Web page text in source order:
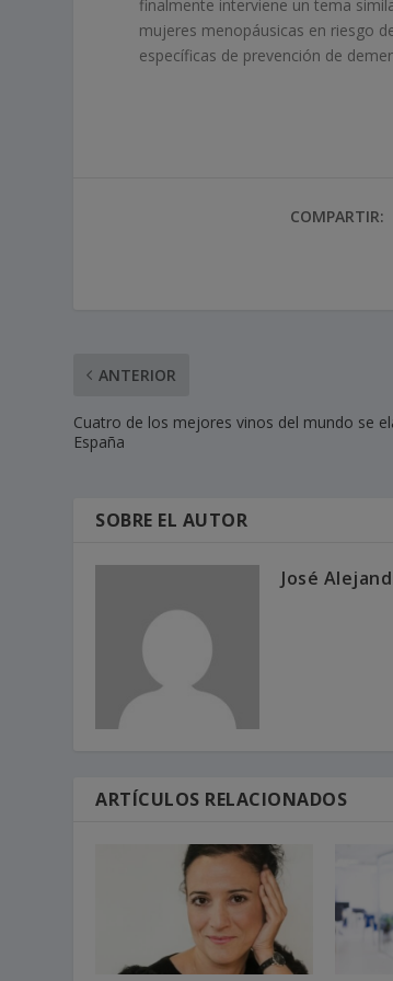
finalmente interviene un tema
mujeres menopáusicas en riesgo
específicas de prevención de
COMPARTIR:
ANTERIOR
Cuatro de los mejores vinos del mundo se
España
SOBRE EL AUTOR
José
ARTÍCULOS RELACIONADOS